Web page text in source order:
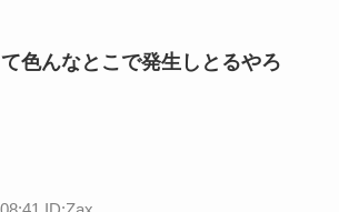
色んなとこで発生しとるやろ